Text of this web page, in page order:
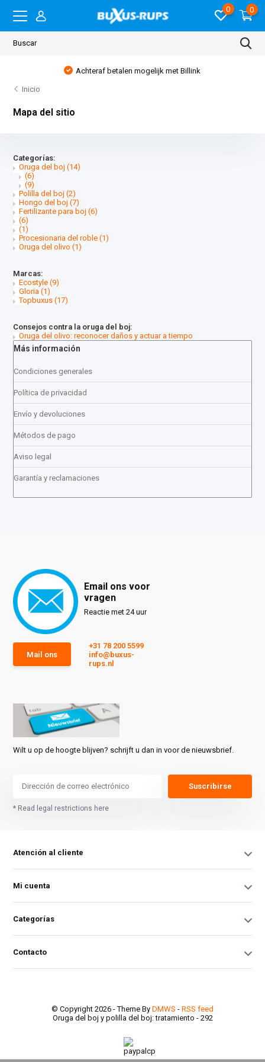
0 0
Achteraf betalen mogelijk met Billink
Inicio
Mapa del sitio
Categorías:
Oruga del boj(14)
(6)
(9)
Polilla del boj(2)
Hongo del boj(7)
Fertilizante para boj(6)
(6)
(1)
Procesionaria del roble(1)
Oruga del olivo(1)
Marcas:
Ecostyle(9)
Gloria(1)
Topbuxus(17)
Consejos contra la oruga del boj:
Oruga del olivo: reconocer daños y actuar a tiempo
Más información
Condiciones generales
Política de privacidad
Envío y devoluciones
Métodos de pago
Aviso legal
Garantía y reclamaciones
Email ons voor
vragen
Reactie met 24 uur
Mail ons
+31 78 200 5599
info@buxus-
rups.nl
Wilt u op de hoogte blijven? schrijft u dan in voor de nieuwsbrief.
Suscribirse
* Read legal restrictions here
Atención al cliente
Mi cuenta
Categorías
Contacto
© Copyright 2026 - Theme By DMWS - RSS feed
Oruga del boj y polilla del boj: tratamiento - 292